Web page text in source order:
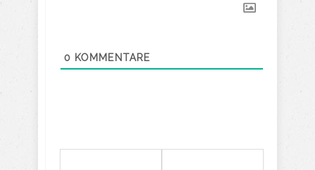
0 KOMMENTARE